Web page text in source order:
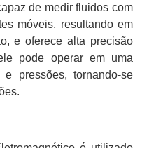
de medir fluidos com
móveis, resultando em
e oferece alta precisão
pode operar em uma
pressões, tornando-se